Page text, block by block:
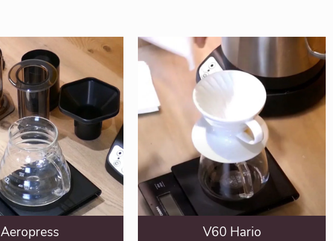
Aeropress V60 Hario